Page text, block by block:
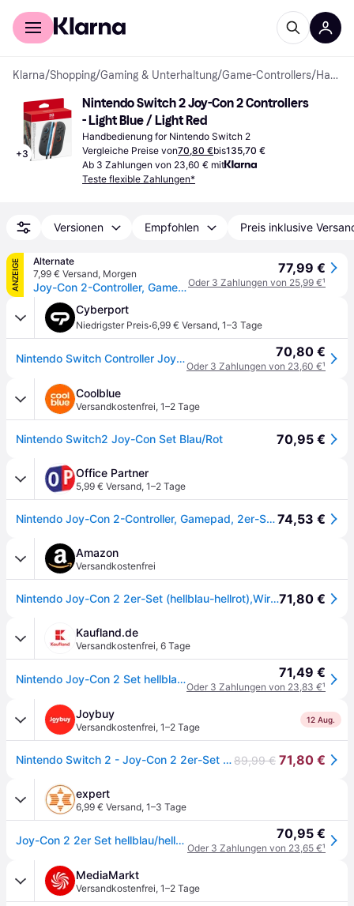
Für Shopper
Klarna/Shopping/Gaming & Unterhaltung/Game-Controllers/ Handbedienungen
+3
Nintendo Switch 2 Joy-Con 2 Controllers
- Light Blue / Light Red
Handbedienung for Nintendo Switch 2
Vergleiche Preise von70,80 €bis135,70 €
Ab 3 Zahlungen von 23,60 € mit
Teste flexible Zahlungen*
Versionen Empfohlen Preis inklusive
ANZEIGE
Alternate
7,99 € Versand, Morgen
Joy-Con 2-Controller, Gamepad
77,99 €
Oder 3 Zahlungen von 25,99 €¹
Cyberport
Niedrigster Preis·6,99 € Versand, 1–3 Tage
Nintendo Switch Controller Joy-Con 2 2er-Set (hellblau/hellrot) 70,80 €
Oder 3 Zahlungen von 23,60 €¹
Coolblue
Versandkostenfrei, 1–2 Tage
Nintendo Switch2 Joy-Con Set Blau/Rot 70,95 €
Office Partner
5,99 € Versand, 1–2 Tage
Nintendo Joy-Con 2-Controller, Gamepad, 2er-Set, hellblau/hellrot74,53 €
Amazon
Versandkostenfrei
Nintendo Joy-Con 2 2er-Set (hellblau-hellrot),Wireless (Bluetooth)71,80 €
Kaufland.de
Versandkostenfrei, 6 Tage
Nintendo Joy-Con 2 Set hellblau/hellrot Switch 2 - Gamepad - Bluetooth 71,49 €
Oder 3 Zahlungen von 23,83 €¹
Joybuy
Versandkostenfrei, 1–2 Tage
12 Aug.
Nintendo Switch 2 - Joy-Con 2 2er-Set (L+R) - Hellblau/Hellrot89,99 € 71,80 €
expert
6,99 € Versand, 1–3 Tage
Joy-Con 2 2er Set hellblau/hellrot Nintendo Switch 2 Controller 70,95 €
Oder 3 Zahlungen von 23,65 €¹
MediaMarkt
Versandkostenfrei, 1–2 Tage